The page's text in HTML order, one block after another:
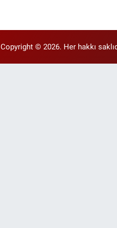
Copyright © 2026. Her hakkı